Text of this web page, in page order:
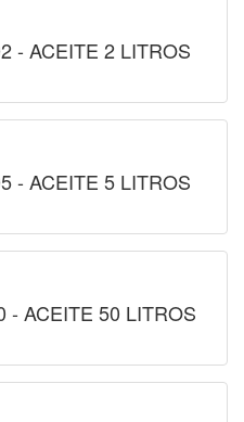
- ACEITE 2 LITROS
- ACEITE 5 LITROS
- ACEITE 50 LITROS